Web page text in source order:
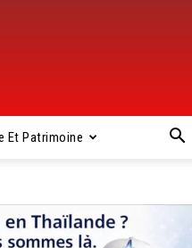
Et Patrimoine